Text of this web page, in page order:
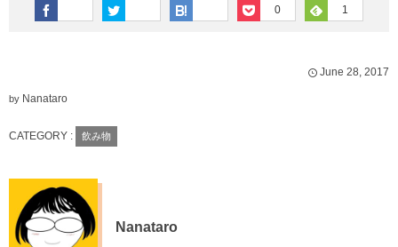
0 1
June 28, 2017
by Nanataro
CATEGORY : 飲み物
Nanataro